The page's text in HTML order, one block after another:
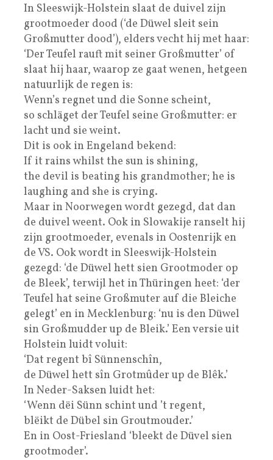
In Sleeswijk-Holstein slaat de duivel zijn
grootmoeder dood (‘de Düwel sleit sein
Großmutter dood’), elders vecht hij met haar:
‘Der Teufel rauft mit seiner Großmutter’ of
slaat hij haar, waarop ze gaat wenen, hetgeen
natuurlijk de regen is:
Wenn’s regnet und die Sonne scheint,
so schläget der Teufel seine Großmutter: er
lacht und sie weint.
Dit is ook in Engeland bekend:
If it rains whilst the sun is shining,
the devil is beating his grandmother; he is
laughing and she is crying.
Maar in Noorwegen wordt gezegd, dat dan
de duivel weent. Ook in Slowakije ranselt hij
zijn grootmoeder, evenals in Oostenrijk en
de VS. Ook wordt in Sleeswijk-Holstein
gezegd: ‘de Düwel hett sien Grootmoder op
de Bleek’, terwijl het in Thüringen heet: ‘der
Teufel hat seine Großmuter auf die Bleiche
gelegt’ en in Mecklenburg: ‘nu is den Düwel
sin Großmudder up de Bleik.’ Een versie uit
Holstein luidt voluit:
‘Dat regent bî Sünnenschîn,
de Düwel hett sîn Grotmûder up de Blêk.’
In Neder-Saksen luidt het:
‘Wenn dëi Sünn schint und ’t regent,
blëikt de Dübel sin Groutmouder.’
En in Oost-Friesland ‘bleekt de Düvel sien
grootmoder’.